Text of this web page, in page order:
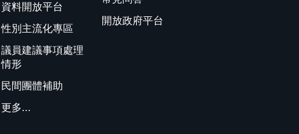
資料開放平台
性別主流化專區
議員建議事項處理
情形
民間團體補助
更多...
開放政府平台